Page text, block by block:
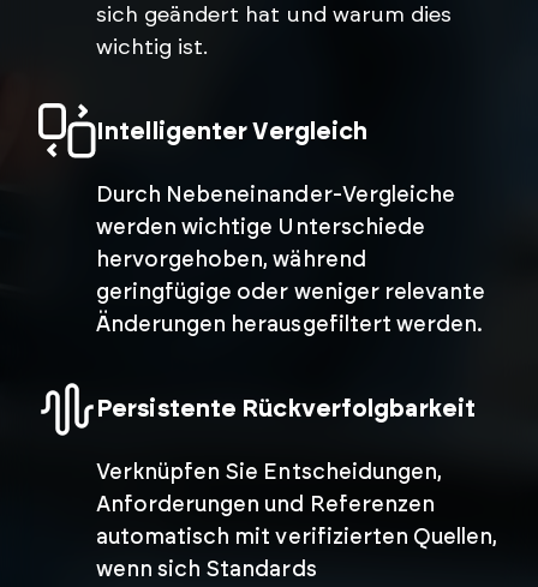
sich geändert hat und warum dies
wichtig ist.
Intelligenter Vergleich
Durch Nebeneinander-Vergleiche
werden wichtige Unterschiede
hervorgehoben, während
geringfügige oder weniger relevante
Änderungen herausgefiltert werden.
Persistente Rückverfolgbarkeit
Verknüpfen Sie Entscheidungen,
Anforderungen und Referenzen
automatisch mit verifizierten Quellen,
wenn sich Standards